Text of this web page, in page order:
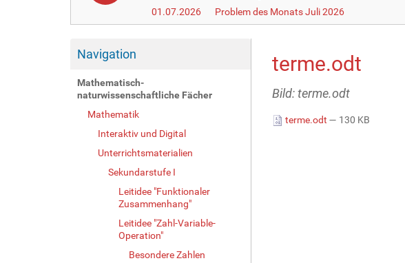
01.07.2026
Problem des Monats Juli 2026
Navigation
Mathematisch-
naturwissenschaftliche Fächer
Mathematik
Interaktiv und Digital
Unterrichtsmaterialien
Sekundarstufe I
Leitidee "Funktionaler
Zusammenhang"
Leitidee "Zahl-Variable-
Operation"
Besondere Zahlen
terme.odt
Bild: terme.odt
terme.odt — 130 KB